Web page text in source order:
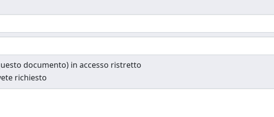
documento) in accesso ristretto
richiesto